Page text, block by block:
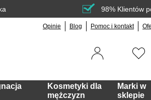
98% Klientów
Opinie Blog Pomoc i kontakt
Kosmetyki dla
mężczyzn
Marki w
sklepie